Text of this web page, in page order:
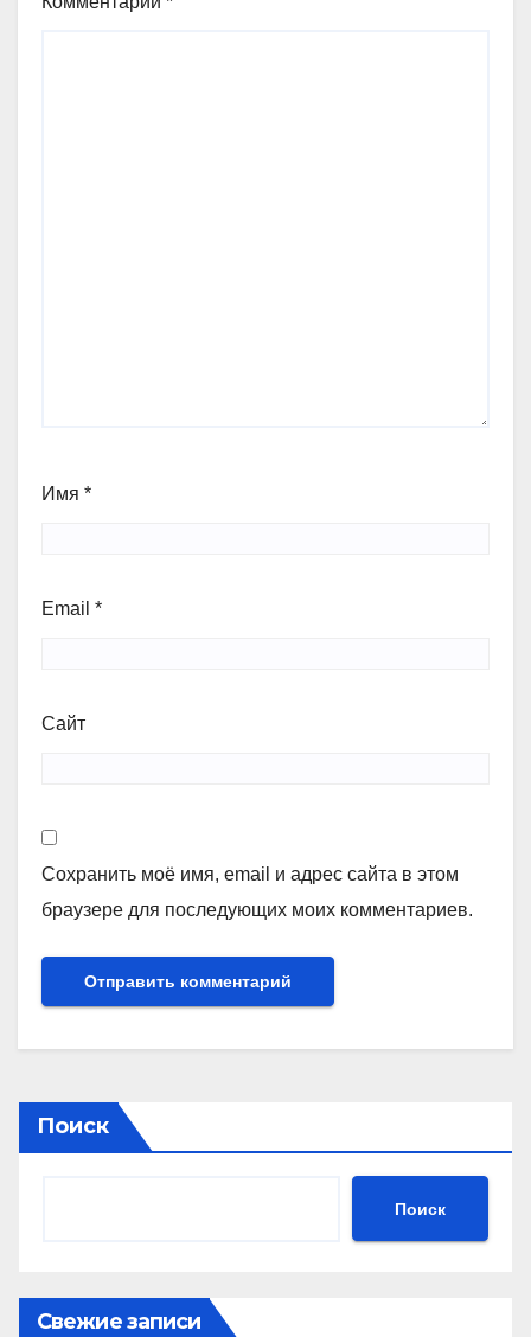
Имя *
Email *
Сайт
Сохранить моё имя, email и адрес сайта в этом
браузере для последующих моих комментариев.
Поиск
Поиск
Свежие записи